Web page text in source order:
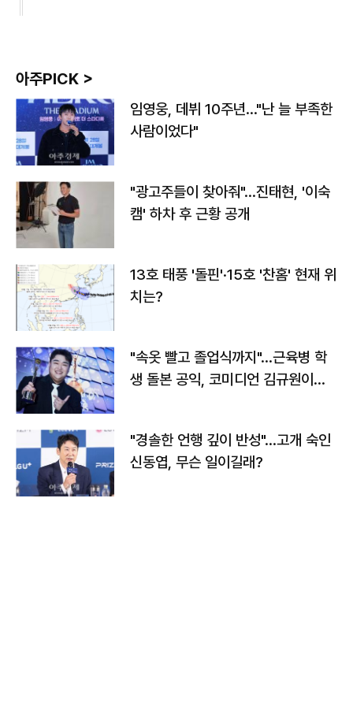
아주PICK >
임영웅, 데뷔 10주년…"난 늘 부족한
사람이었다"
"광고주들이 찾아줘"…진태현, '이숙
캠' 하차 후 근황 공개
13호 태풍 '돌핀'·15호 '찬홈' 현재 위
치는?
"속옷 빨고 졸업식까지"…근육병 학
생 돌본 공익, 코미디언 김규원이었
"경솔한 언행 깊이 반성"…고개 숙인
신동엽, 무슨 일이길래?